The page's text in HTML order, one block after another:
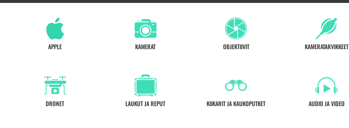
APPLE
DRONET
KAMERAT
LAUKUT JA REPUT
OBJEKTIIVIT
KIIKARIT JA KAUKOPUTKET
KAMERATARVIKKEET
AUDIO JA VIDEO